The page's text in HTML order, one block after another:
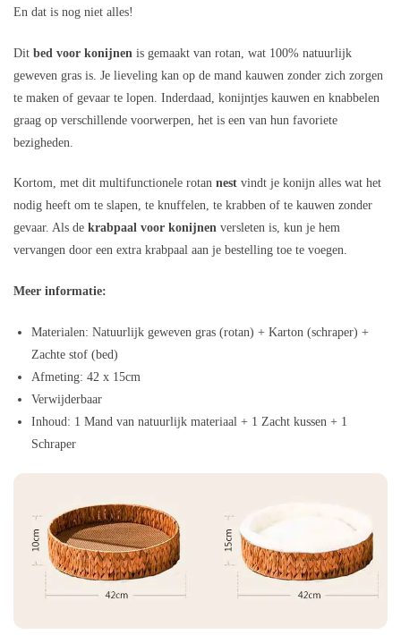
En dat is nog niet alles!
Dit bed voor konijnen is gemaakt van rotan, wat 100% natuurlijk
geweven gras is. Je lieveling kan op de mand kauwen zonder zich zorgen
te maken of gevaar te lopen. Inderdaad, konijntjes kauwen en knabbelen
graag op verschillende voorwerpen, het is een van hun favoriete
bezigheden.
Kortom, met dit multifunctionele rotan nest vindt je konijn alles wat het
nodig heeft om te slapen, te knuffelen, te krabben of te kauwen zonder
gevaar. Als de krabpaal voor konijnen versleten is, kun je hem
vervangen door een extra krabpaal aan je bestelling toe te voegen.
Meer informatie:
Materialen: Natuurlijk geweven gras (rotan) + Karton (schraper) +
Zachte stof (bed)
Afmeting: 42 x 15cm
Verwijderbaar
Inhoud: 1 Mand van natuurlijk materiaal + 1 Zacht kussen + 1
Schraper